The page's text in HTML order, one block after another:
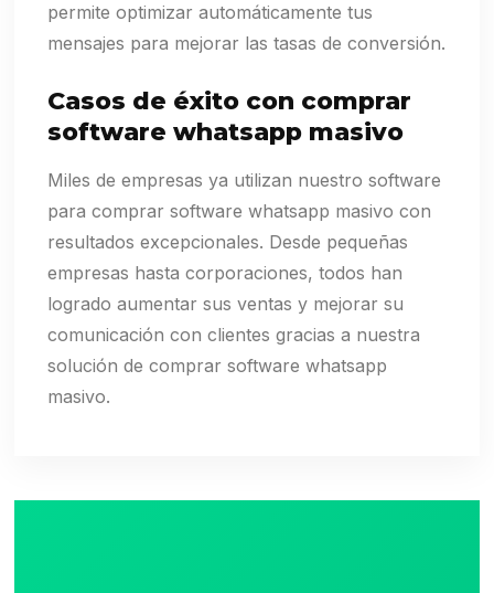
permite optimizar automáticamente tus
mensajes para mejorar las tasas de conversión.
Casos de éxito con comprar
software whatsapp masivo
Miles de empresas ya utilizan nuestro software
para comprar software whatsapp masivo con
resultados excepcionales. Desde pequeñas
empresas hasta corporaciones, todos han
logrado aumentar sus ventas y mejorar su
comunicación con clientes gracias a nuestra
solución de comprar software whatsapp
masivo.